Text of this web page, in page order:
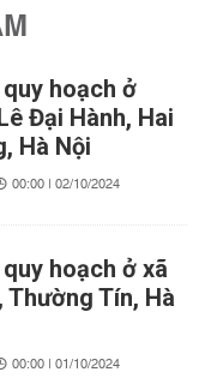
hoạch ở
Đại Hành, Hai
Hà Nội
00:00 | 02/10/2024
hoạch ở xã
Thường Tín, Hà
00:00 | 01/10/2024